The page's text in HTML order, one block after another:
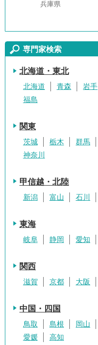
兵庫県
専門家検索
北海道・東北
北海道 青森 岩手
福島
関東
茨城 栃木 群馬
神奈川
甲信越・北陸
新潟 富山 石川
東海
岐阜 静岡 愛知
関西
滋賀 京都 大阪
中国・四国
鳥取 島根 岡山
愛媛
高知